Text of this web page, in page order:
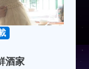
酒家